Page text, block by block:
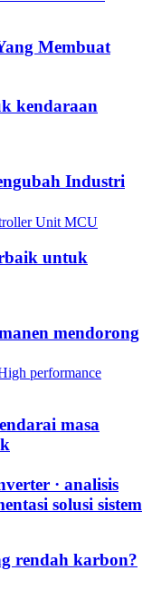
Membuat
kendaraan
Industri
untuk
mendorong
masa
· analisis
solusi sistem
rendah karbon?